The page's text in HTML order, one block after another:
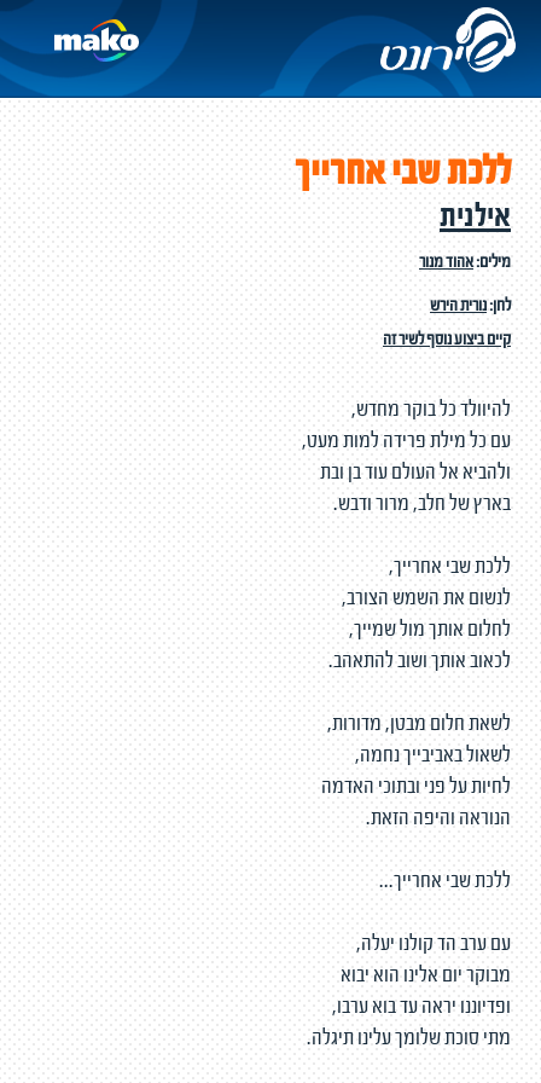
ללכת שבי אחרייך
אילנית
מילים:אהוד מנור
לחן:נורית הירש
קיים ביצוע נוסף לשיר זה
להיוולד כל בוקר מחדש,
עם כל מילת פרידה למות מעט,
ולהביא אל העולם עוד בן ובת
בארץ של חלב, מרור ודבש.
ללכת שבי אחרייך,
לנשום את השמש הצורב,
לחלום אותך מול שמייך,
לכאוב אותך ושוב להתאהב.
לשאת חלום מבטן, מדורות,
לשאול באביבייך נחמה,
לחיות על פני ובתוכי האדמה
הנוראה והיפה הזאת.
ללכת שבי אחרייך...
עם ערב הד קולנו יעלה,
מבוקר יום אלינו הוא יבוא
ופדיוננו יראה עד בוא ערבו,
מתי סוכת שלומך עלינו תיגלה.